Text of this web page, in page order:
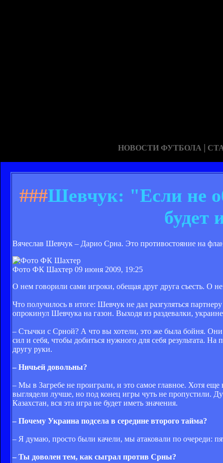
НОВОСТИ ФУТБОЛА |
###Шевчук: "Если не
будет
Вячеслав Шевчук – Дарио Срна. Это противостояние на
Фото ФК Шахтер 09 июня 2009, 19:25
О нем говорили сами игроки, обещая друг друга съесть. О
Что получилось в итоге: Шевчук не дал разгуляться
опрокинул Шевчука на газон. Выходя из раздевалки,
– Стычки с Срной? А что вы хотели, это же была бойня.
сил и себя, чтобы добиться нужного для себя результата.
другу руки.
– Ничьей довольны?
– Мы в Загребе не проиграли, и это самое главное. Хотя
выглядели лучше, но под конец игры чуть не пропустили.
Казахстан, вся эта игра не будет иметь значения.
– Почему Украина подсела в середине второго тайма?
– Я думаю, просто были качели, мы атаковали по очереди:
– Ты доволен тем, как сыграл против Срны?